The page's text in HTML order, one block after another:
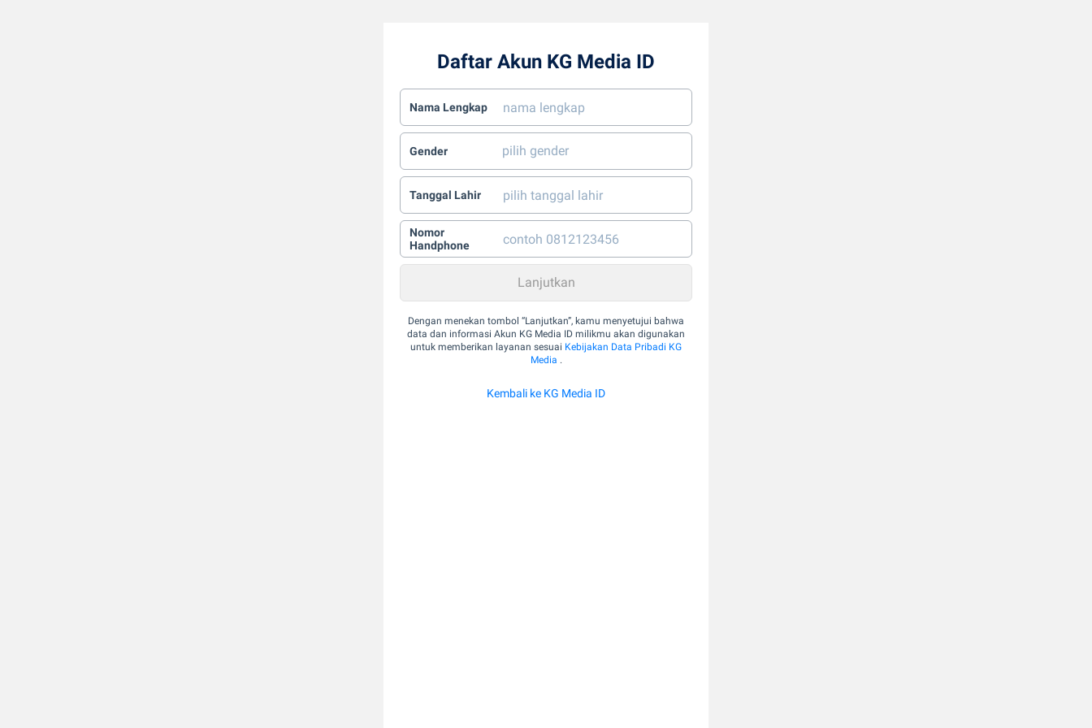
Daftar Akun KG Media ID
Nama Lengkap
Gender
Tanggal Lahir
Nomor
Handphone
Dengan menekan tombol “Lanjutkan”, kamu menyetujui bahwa
data dan informasi Akun KG Media ID milikmu akan digunakan
untuk memberikan layanan sesuai Kebijakan Data Pribadi KG
Media .
Kembali ke KG Media ID